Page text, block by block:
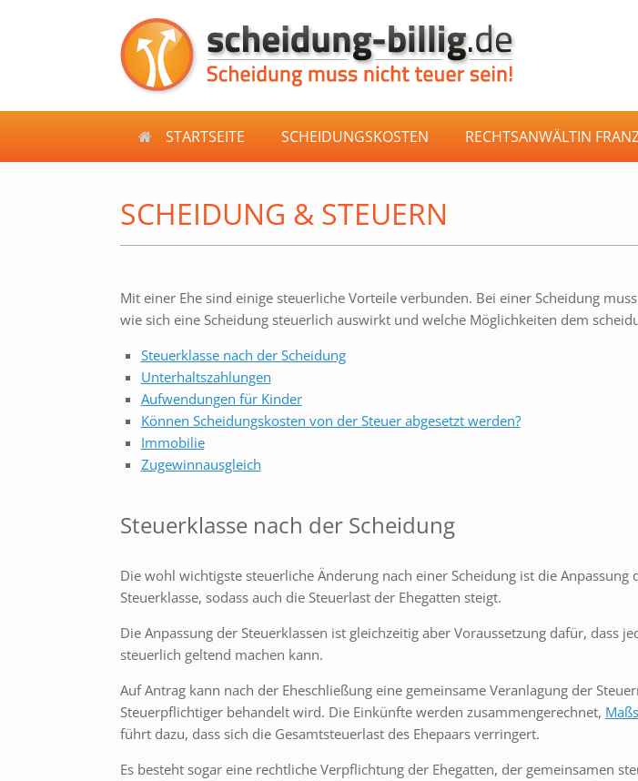
STARTSEITE SCHEIDUNGSKOSTEN RECHTSANWÄLTIN
SCHEIDUNG & STEUERN
Mit einer Ehe sind einige steuerliche Vorteile verbunden. Bei einer Scheidung
wie sich eine Scheidung steuerlich auswirkt und welche Möglichkeiten dem
Steuerklasse nach der Scheidung
Unterhaltszahlungen
Aufwendungen für Kinder
Können Scheidungskosten von der Steuer abgesetzt werden?
Immobilie
Zugewinnausgleich
Steuerklasse nach der Scheidung
Die wohl wichtigste steuerliche Änderung nach einer Scheidung ist die
Steuerklasse, sodass auch die Steuerlast der Ehegatten steigt.
Die Anpassung der Steuerklassen ist gleichzeitig aber Voraussetzung dafür, dass
steuerlich geltend machen kann.
Auf Antrag kann nach der Eheschließung eine gemeinsame Veranlagung der
Steuerpflichtiger behandelt wird. Die Einkünfte werden zusammengerechnet,
führt dazu, dass sich die Gesamtsteuerlast des Ehepaars verringert.
Es besteht sogar eine rechtliche Verpflichtung der Ehegatten, der gemeinsamen